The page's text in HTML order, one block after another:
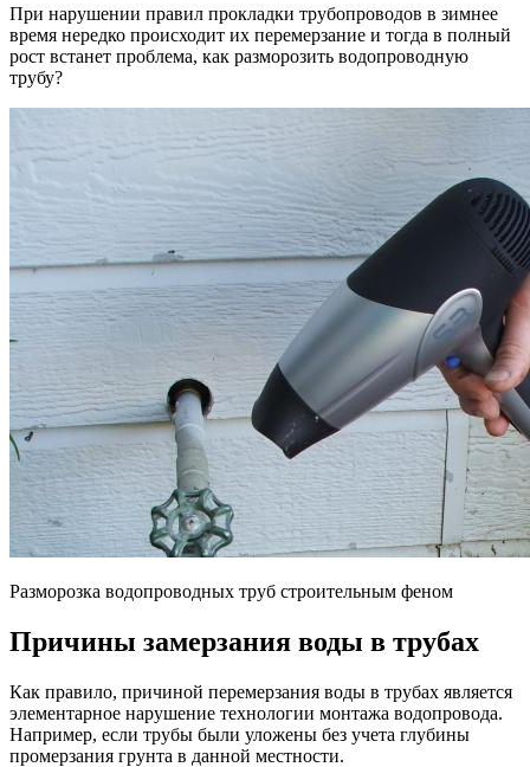
При нарушении правил прокладки трубопроводов в зимнее
время нередко происходит их перемерзание и тогда в полный
рост встанет проблема, как разморозить водопроводную
трубу?
Разморозка водопроводных труб строительным феном
Причины замерзания воды в трубах
Как правило, причиной перемерзания воды в трубах является
элементарное нарушение технологии монтажа водопровода.
Например, если трубы были уложены без учета глубины
промерзания грунта в данной местности.